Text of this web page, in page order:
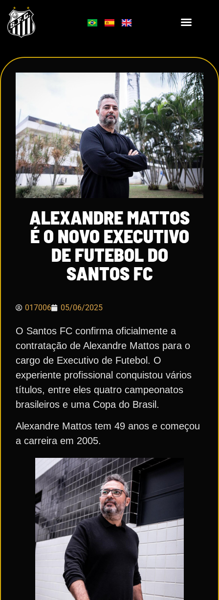
ALEXANDRE MATTOS
É O NOVO EXECUTIVO
DE FUTEBOL DO
SANTOS FC
017006 05/06/2025
O Santos FC confirma oficialmente a
contratação de Alexandre Mattos para o
cargo de Executivo de Futebol. O
experiente profissional conquistou vários
títulos, entre eles quatro campeonatos
brasileiros e uma Copa do Brasil.
Alexandre Mattos tem 49 anos e começou
a carreira em 2005.